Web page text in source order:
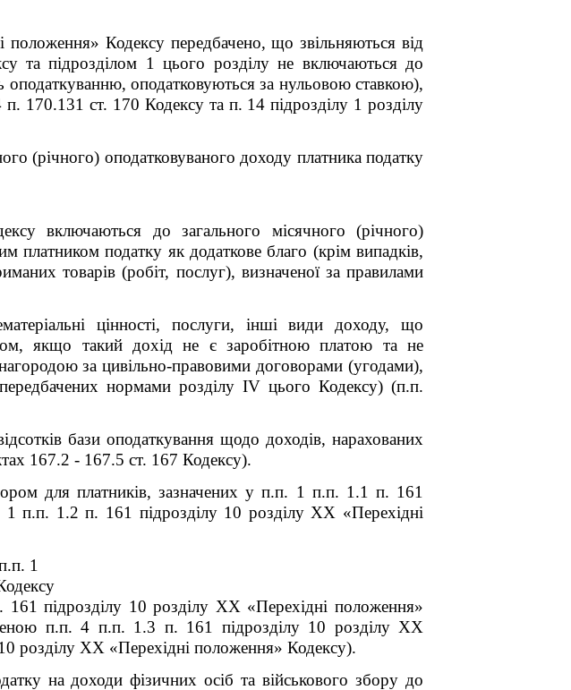
положення» Кодексу передбачено, що звільняються від
та підрозділом 1 цього розділу не включаються до
оподаткуванню, оподатковуються за нульовою ставкою),
п. 170.131 ст. 170 Кодексу та п. 14 підрозділу 1 розділу
(річного) оподатковуваного доходу платника податку
включаються до загального місячного (річного)
платником податку як додаткове благо (крім випадків,
товарів (робіт, послуг), визначеної за правилами
цінності, послуги, інші види доходу, що
якщо такий дохід не є заробітною платою та не
за цивільно-правовими договорами (угодами),
нормами розділу IV цього Кодексу) (п.п.
бази оподаткування щодо доходів, нарахованих
167.2 - 167.5 ст. 167 Кодексу).
для платників, зазначених у п.п. 1 п.п. 1.1 п. 161
1 п.п. 1.2 п. 161 підрозділу 10 розділу XX «Перехідні
1
161 підрозділу 10 розділу XX «Перехідні положення»
п.п. 4 п.п. 1.3 п. 161
підрозділу 10 розділу XX
розділу XX «Перехідні положення» Кодексу).
на доходи фізичних осіб та військового збору до